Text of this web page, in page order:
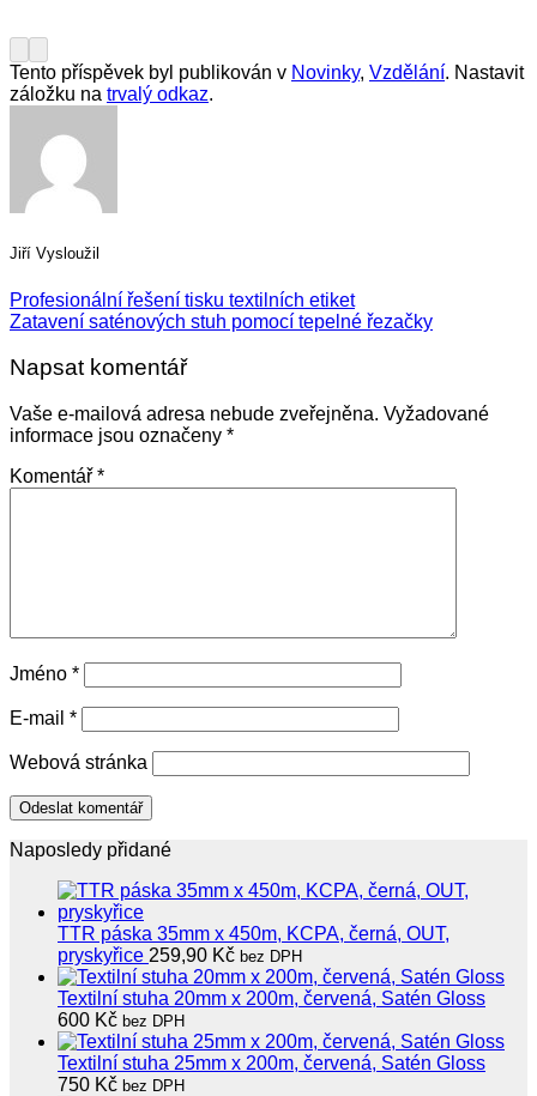
Tento příspěvek byl publikován v Novinky, Vzdělání. Nastavit
záložku na trvalý odkaz.
Jiří Vysloužil
Profesionální řešení tisku textilních etiket
Zatavení saténových stuh pomocí tepelné řezačky
Napsat komentář
Vaše e-mailová adresa nebude zveřejněna. Vyžadované
informace jsou označeny *
Komentář *
Jméno *
E-mail *
Webová stránka
Naposledy přidané
TTR páska 35mm x 450m, KCPA, černá, OUT,
pryskyřice 259,90 Kč bez DPH
Textilní stuha 20mm x 200m, červená, Satén Gloss
600 Kč bez DPH
Textilní stuha 25mm x 200m, červená, Satén Gloss
750 Kč bez DPH